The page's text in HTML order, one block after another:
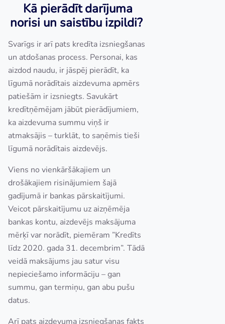
Kā pierādīt darījuma
norisi un saistību izpildi?
Svarīgs ir arī pats kredīta izsniegšanas
un atdošanas process. Personai, kas
aizdod naudu, ir jāspēj pierādīt, ka
līgumā norādītais aizdevuma apmērs
patiešām ir izsniegts. Savukārt
kredītņēmējam jābūt pierādījumiem,
ka aizdevuma summu viņš ir
atmaksājis – turklāt, to saņēmis tieši
līgumā norādītais aizdevējs.
Viens no vienkāršākajiem un
drošākajiem risinājumiem šajā
gadījumā ir bankas pārskaitījumi.
Veicot pārskaitījumu uz aizņēmēja
bankas kontu, aizdevējs maksājuma
mērķī var norādīt, piemēram ”Kredīts
līdz 2020. gada 31. decembrim”. Tādā
veidā maksājums jau satur visu
nepieciešamo informāciju – gan
summu, gan termiņu, gan abu pušu
datus.
Arī pats aizdevuma izsniegšanas fakts